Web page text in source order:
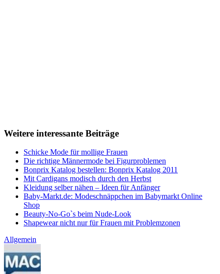
Weitere interessante Beiträge
Schicke Mode für mollige Frauen
Die richtige Männermode bei Figurproblemen
Bonprix Katalog bestellen: Bonprix Katalog 2011
Mit Cardigans modisch durch den Herbst
Kleidung selber nähen – Ideen für Anfänger
Baby-Markt.de: Modeschnäppchen im Babymarkt Online
Shop
Beauty-No-Go`s beim Nude-Look
Shapewear nicht nur für Frauen mit Problemzonen
Allgemein